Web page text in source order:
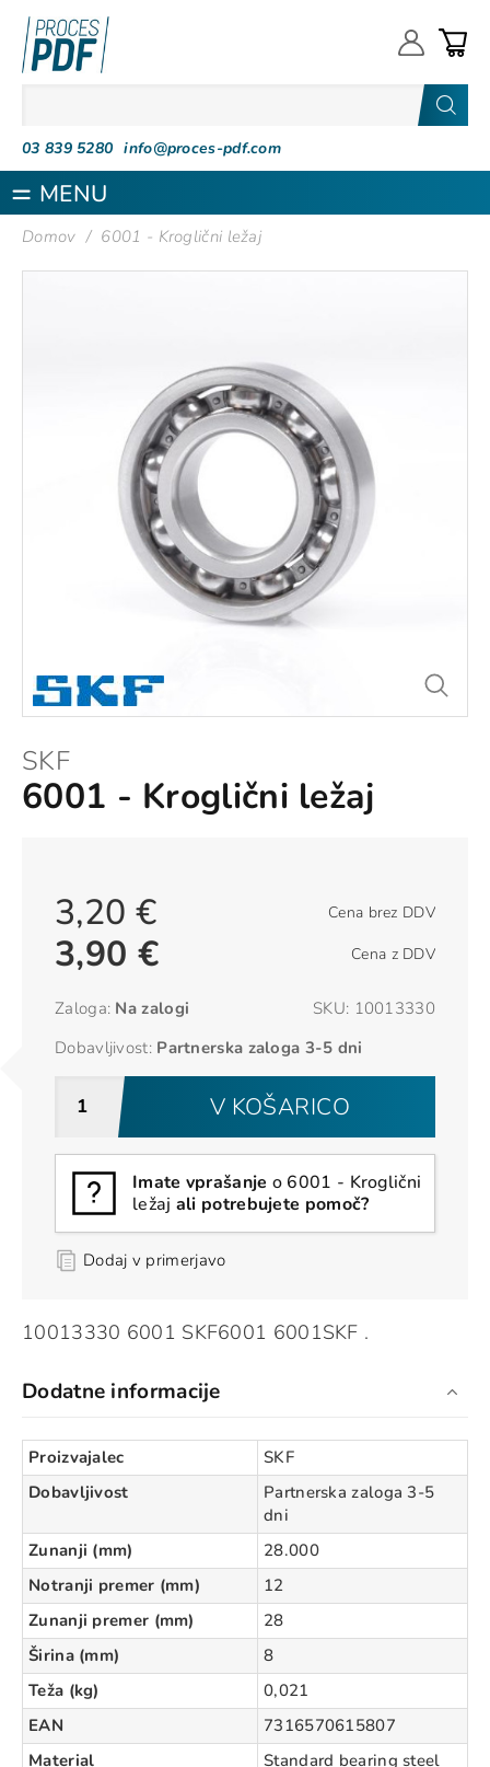
03 839 5280 info@proces-pdf.com
MENU
Domov / 6001 - Kroglični ležaj
SKF
6001 - Kroglični ležaj
Cena brez DDV
3,20 €
Cena z DDV
3,90 €
SKU: 10013330
Zaloga: Na zalogi
Dobavljivost: Partnerska zaloga 3-5 dni
V KOŠARICO
Imate vprašanje o 6001 - Kroglični
ležaj ali potrebujete pomoč?
Dodaj v primerjavo
10013330 6001 SKF6001 6001SKF .
Dodatne informacije
Proizvajalec
SKF
Dobavljivost
Partnerska zaloga 3-5
dni
Zunanji (mm)
28.000
Notranji premer (mm)
12
Zunanji premer (mm)
28
Širina (mm)
8
Teža (kg)
0,021
EAN
7316570615807
Material
Standard bearing steel